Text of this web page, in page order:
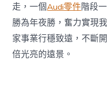
走，一個Audi零件階段
勝為年夜勝，奮力實現
家事業行穩致遠，不斷
倍光亮的遠景。